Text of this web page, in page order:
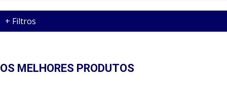
+ Filtros
OS MELHORES PRODUTOS